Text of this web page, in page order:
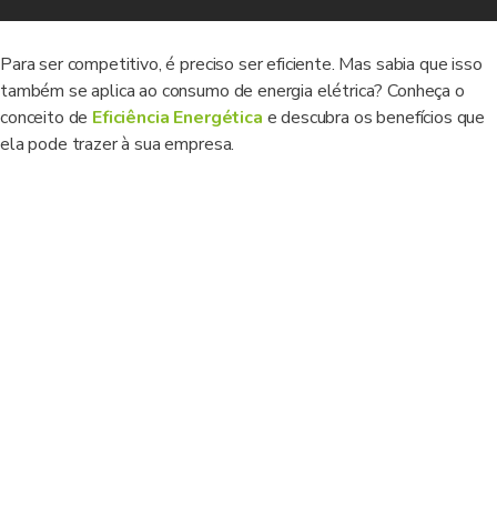
Para ser competitivo, é preciso ser eficiente. Mas sabia que isso
também se aplica ao consumo de energia elétrica? Conheça o
conceito de Eficiência Energética e descubra os benefícios que
ela pode trazer à sua empresa.